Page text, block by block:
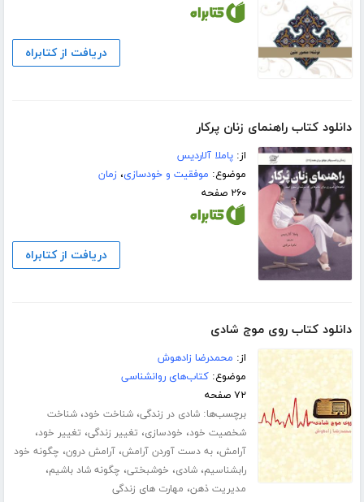
دریافت از کتابراه
دانلود کتاب راهنمای زنان پرکار
از:پاملا آلاردیس
موضوع: موفقیت و خودسازی،زمان
۲۶۰ صفحه
دریافت از کتابراه
دانلود کتاب روی موج شادی
از: محمدرضا زادهوش
موضوع:کتاب‌های روانشناسی
۷۲ صفحه
برچسب‌ها:شادی در زندگی،شناخت خود،شناخت
شخصیت خود، خودسازی، تغییر زندگی، تغییر خود،
آرامش،به دست آوردن آرامش،آرامش درون، چگونه خود
رابشناسیم،شادی، خوشبختی، چگونه شاد باشیم،
مدیریت ذهن، مهارت های زندگی